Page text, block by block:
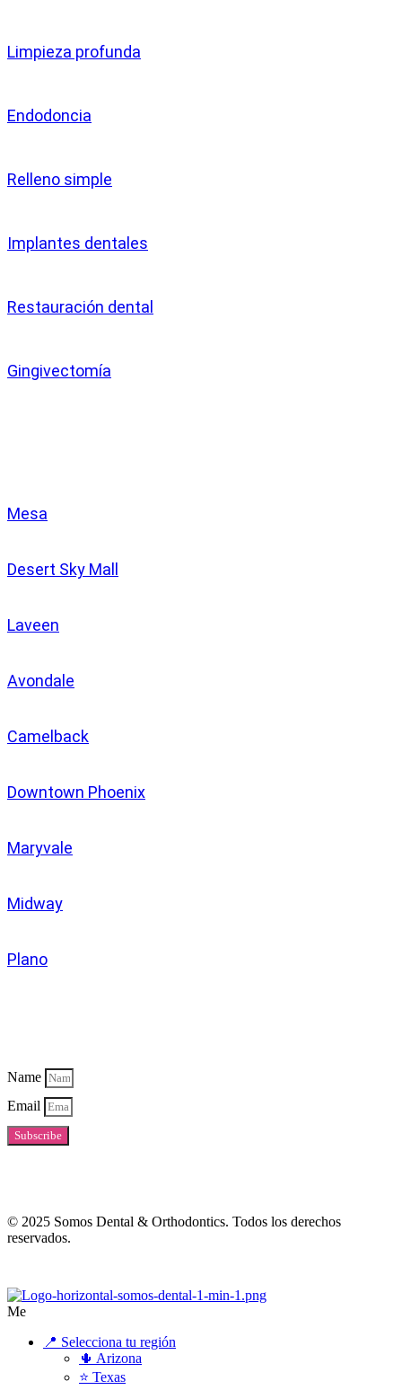
Limpieza profunda
Endodoncia
Relleno simple
Implantes dentales
Restauración dental
Gingivectomía
Mesa
Desert Sky Mall
Laveen
Avondale
Camelback
Downtown Phoenix
Maryvale
Midway
Plano
Name
Email
Subscribe
© 2025 Somos Dental & Orthodontics. Todos los derechos
reservados.
Me
📍 Selecciona tu región
🌵 Arizona
⭐ Texas